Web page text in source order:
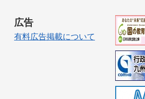
広告
有料広告掲載について